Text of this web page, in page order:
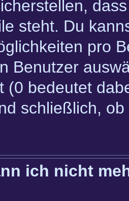
steht. Du
pro
Benutzer
(0 bedeutet
schließlich,
ich nicht